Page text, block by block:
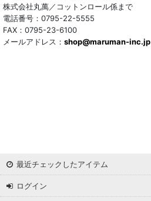
株式会社丸萬／コットンロール係まで
電話番号：0795-22-5555
FAX：0795-23-6100
メールアドレス： shop@maruman-inc.jp
最近チェックしたアイテム
ログイン